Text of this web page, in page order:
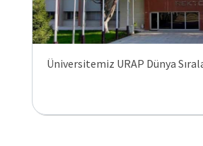
Üniversitemiz URAP Dünya